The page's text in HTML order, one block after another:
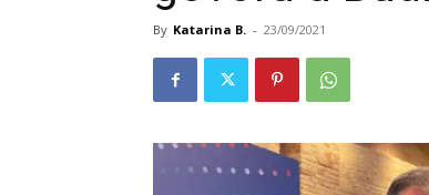
By Katarina B. - 23/09/2021